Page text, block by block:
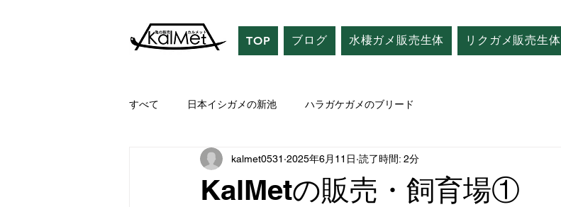
TOP ブログ 水棲ガメ販売生体 リクガメ販売生体
すべて 日本イシガメの新池 ハラガケガメのブリード
KalMetの販売・飼育場①
kalmet0531 2025年6月11日 読了時間: 2分